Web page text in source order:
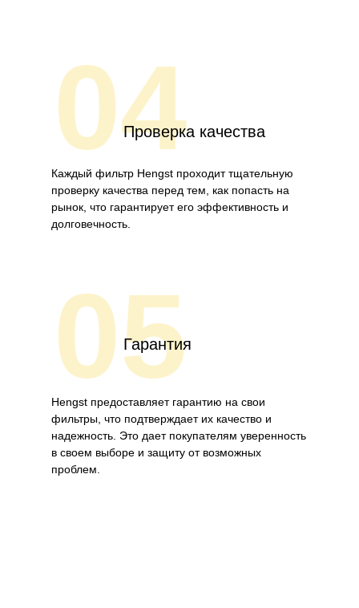
04Проверка качества
Каждый фильтр Hengst проходит тщательную
проверку качества перед тем, как попасть на
рынок, что гарантирует его эффективность и
долговечность.
05
Гарантия
Hengst предоставляет гарантию на свои
фильтры, что подтверждает их качество и
надежность. Это дает покупателям уверенность
в своем выборе и защиту от возможных
проблем.